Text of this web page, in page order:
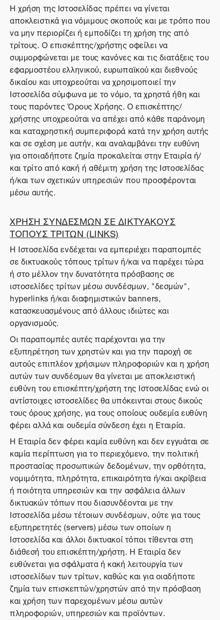
Η χρήση της Ιστοσελίδας πρέπει να γίνεται
αποκλειστικά για νόμιμους σκοπούς και με τρόπο που
να μην περιορίζει ή εμποδίζει τη χρήση της από
τρίτους. Ο επισκέπτης/χρήστης οφείλει να
συμμορφώνεται με τους κανόνες και τις διατάξεις του
εφαρμοστέου ελληνικού, ευρωπαϊκού και διεθνούς
δικαίου και υποχρεούται να χρησιμοποιεί την
Ιστοσελίδα σύμφωνα με το νόμο, τα χρηστά ήθη και
τους παρόντες Όρους Χρήσης. Ο επισκέπτης/
χρήστης υποχρεούται να απέχει από κάθε παράνομη
και καταχρηστική συμπεριφορά κατά την χρήση αυτής
και σε σχέση με αυτήν, και αναλαμβάνει την ευθύνη
για οποιαδήποτε ζημία προκαλείται στην Εταιρία ή/
και τρίτο από κακή ή αθέμιτη χρήση της Ιστοσελίδας
ή/και των σχετικών υπηρεσιών που προσφέρονται
μέσω αυτής.
ΧΡΗΣΗ ΣΥΝΔΕΣΜΩΝ ΣΕ ΔΙΚΤΥΑΚΟΥΣ
ΤΟΠΟΥΣ ΤΡΙΤΩΝ (LINKS)
Η Ιστοσελίδα ενδέχεται να εμπεριέχει παραπομπές
σε δικτυακούς τόπους τρίτων ή/και να παρέχει τώρα
ή στο μέλλον την δυνατότητα πρόσβασης σε
ιστοσελίδες τρίτων μέσω συνδέσμων, "δεσμών",
hyperlinks ή/και διαφημιστικών banners,
κατασκευασμένους από άλλους ιδιώτες και
οργανισμούς.
Οι παραπομπές αυτές παρέχονται για την
εξυπηρέτηση των χρηστών και για την παροχή σε
αυτούς επιπλέον χρήσιμων πληροφοριών και η χρήση
αυτών των συνδέσμων θα γίνεται με αποκλειστική
ευθύνη του επισκέπτη/χρήστη της Ιστοσελίδας ενώ οι
αντίστοιχες ιστοσελίδες θα υπόκεινται στους δικούς
τους όρους χρήσης, για τους οποίους ουδεμία ευθύνη
φέρει αλλά και ουδεμία σύνδεση έχει η Εταιρία.
Η Εταιρία δεν φέρει καμία ευθύνη και δεν εγγυάται σε
καμία περίπτωση για το περιεχόμενο, την πολιτική
προστασίας προσωπικών δεδομένων, την ορθότητα,
νομιμότητα, πληρότητα, επικαιρότητα ή/και ακρίβεια
ή ποιότητα υπηρεσιών και την ασφάλεια άλλων
δικτυακών τόπων που διασυνδέονται με την
Ιστοσελίδα μέσω τέτοιων συνδέσμων, ούτε για τους
εξυπηρετητές (servers) μέσω των οποίων η
Ιστοσελίδα και άλλοι δικτυακοί τόποι τίθενται στη
διάθεσή του επισκέπτη/χρήστη. Η Εταιρία δεν
ευθύνεται για σφάλματα ή κακή λειτουργία των
ιστοσελίδων των τρίτων, καθώς και για οιαδήποτε
ζημία των επισκεπτών/χρηστών από την πρόσβαση
και χρήση των παρεχομένων μέσω αυτών
πληροφοριών, υπηρεσιών και προϊόντων.